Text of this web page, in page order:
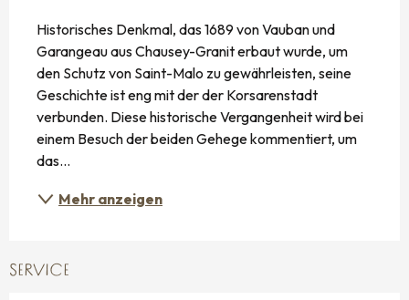
Historisches Denkmal, das 1689 von Vauban und
Garangeau aus Chausey-Granit erbaut wurde, um
den Schutz von Saint-Malo zu gewährleisten, seine
Geschichte ist eng mit der der Korsarenstadt
verbunden. Diese historische Vergangenheit wird bei
einem Besuch der beiden Gehege kommentiert, um
das...
Mehr anzeigen
SERVICE